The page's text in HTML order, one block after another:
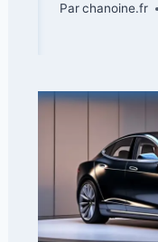
Parchanoine.fr